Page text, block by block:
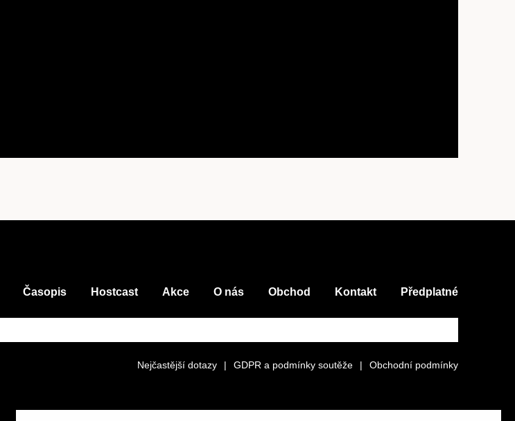
Časopis Hostcast Akce O nás Obchod Kontakt Předplatné
Nejčastější dotazy | GDPR a podmínky soutěže | Obchodní podmínky